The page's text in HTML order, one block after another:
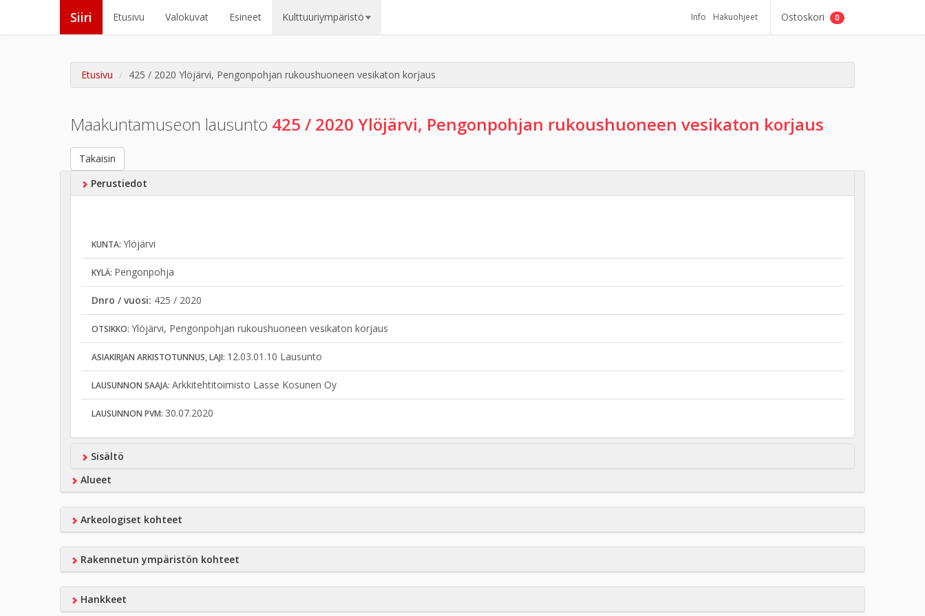
Siiri Etusivu Valokuvat Esineet Kulttuuriympäristö Info Hakuohjeet Ostoskori 0
Etusivu 425 / 2020 Ylöjärvi, Pengonpohjan rukoushuoneen vesikaton korjaus
Maakuntamuseon lausunto 425 / 2020 Ylöjärvi, Pengonpohjan rukoushuoneen vesikaton korjaus
Takaisin
Perustiedot
KUNTA: Ylöjärvi
KYLÄ: Pengonpohja
Dnro / vuosi: 425 / 2020
OTSIKKO: Ylöjärvi, Pengonpohjan rukoushuoneen vesikaton korjaus
ASIAKIRJAN ARKISTOTUNNUS, LAJI: 12.03.01.10 Lausunto
LAUSUNNON SAAJA: Arkkitehtitoimisto Lasse Kosunen Oy
LAUSUNNON PVM: 30.07.2020
Sisältö
Alueet
Arkeologiset kohteet
Rakennetun ympäristön kohteet
Hankkeet